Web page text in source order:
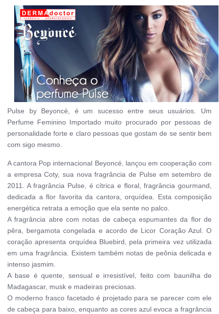
Pulse by Beyoncé, é um sucesso entre seus usuários. Um
Perfume Feminino Importado muito procurado por pessoas de
personalidade forte e claro pessoas que gostam de se sentir bem
com sigo mesmo.
A cantora Pop internacional Beyoncé, lançou em cooperação com
a empresa Coty, sua nova fragrância de Pulse em setembro de
2011. A fragrância Pulse, é cítrica e floral, fragrância gourmand,
dedicada a flor favorita da cantora, orquídea. Esta composição
energética retrata a emoção que ela sente no palco.
A fragrância abre com notas de cabeça espumantes da flor de
pêra, bergamota congelada e acordo de Licor Coração Azul. O
coração apresenta orquídea Bluebird, pela primeira vez utilizada
em uma fragrância. Existem também notas de peônia delicada e
intenso jasmim.
A base é quente, sensual e irresistível, feito com baunilha de
Madagascar, musk e madeiras preciosas.
O moderno frasco facetado é projetado para se parecer com ele
de cabeça para baixo, enquanto as cores azul evoca a fragrância